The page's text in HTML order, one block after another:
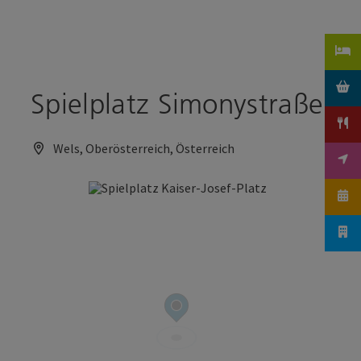
Spielplatz Simonystraße
Wels, Oberösterreich, Österreich